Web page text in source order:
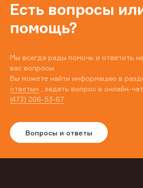
Есть вопросы
помощь?
Мы всегда рады помочь и ответить
вас вопросы.
Вы можете найти информацию в
ответы» , задать вопрос в онлайн-
(473) 206-53-67
Вопросы и ответы